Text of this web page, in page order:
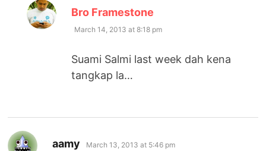
Bro Framestone
March 14, 2013 at 8:18 pm
Suami Salmi last week dah kena
tangkap la…
aamy says:
March 13, 2013 at 5:46 pm